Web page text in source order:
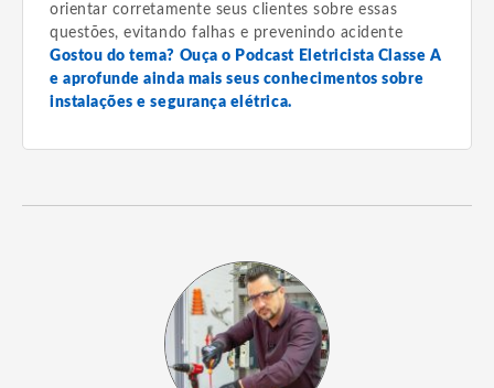
orientar corretamente seus clientes sobre essas
questões, evitando falhas e prevenindo acidente
Gostou do tema? Ouça o Podcast Eletricista Classe A
e aprofunde ainda mais seus conhecimentos sobre
instalações e segurança elétrica.